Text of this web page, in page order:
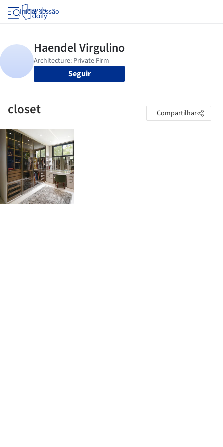
Iniciar sessão
Seguir
closet Compartilhar